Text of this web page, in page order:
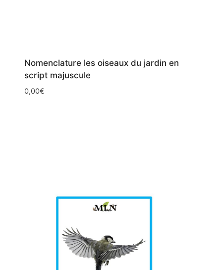
Nomenclature les oiseaux du jardin en
script majuscule
0,00€